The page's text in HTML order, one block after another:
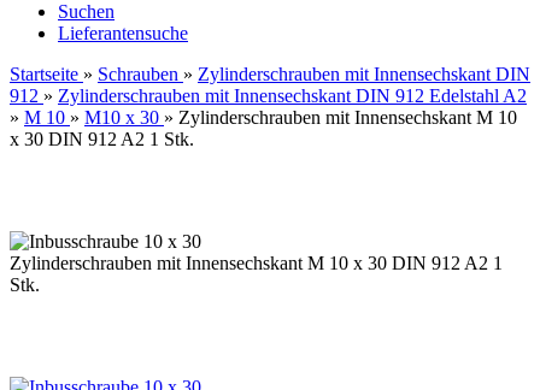
Suchen
Lieferantensuche
Startseite » Schrauben » Zylinderschrauben mit Innensechskant DIN
912 » Zylinderschrauben mit Innensechskant DIN 912 Edelstahl A2
» M 10 » M10 x 30 » Zylinderschrauben mit Innensechskant M 10
x 30 DIN 912 A2 1 Stk.
Zylinderschrauben mit Innensechskant M 10 x 30 DIN 912 A2 1
Stk.